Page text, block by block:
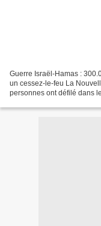
Guerre Israël-Hamas :
un cessez-le-feu La
personnes ont défilé dans